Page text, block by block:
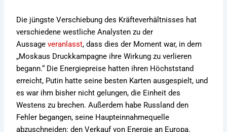
Die jüngste Verschiebung des Kräfteverhältnisses hat
verschiedene westliche Analysten zu der
Aussageveranlasst, dass dies der Moment war, in dem
„Moskaus Druckkampagne ihre Wirkung zu verlieren
begann.“ Die Energiepreise hatten ihren Höchststand
erreicht, Putin hatte seine besten Karten ausgespielt, und
es war ihm bisher nicht gelungen, die Einheit des
Westens zu brechen. Außerdem habe Russland den
Fehler begangen, seine Haupteinnahmequelle
abzuschneiden: den Verkauf von Energie an Europa.